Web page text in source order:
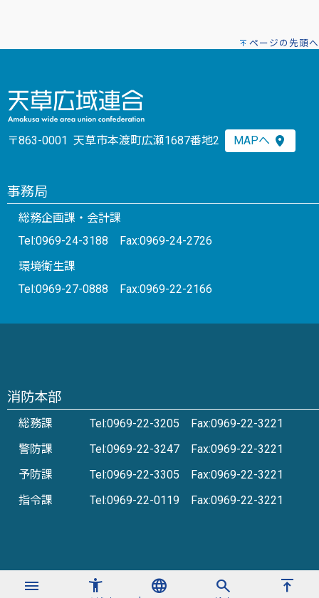
ページの先頭へ
〒863-0001 天草市本渡町広瀬1687番地2 MAPへ
事務局
総務企画課・会計課
Tel:0969-24-3188 Fax:0969-24-2726
環境衛生課
Tel:0969-27-0888 Fax:0969-22-2166
消防本部
総務課
Tel:0969-22-3205 Fax:0969-22-3221
警防課
Tel:0969-22-3247 Fax:0969-22-3221
予防課
Tel:0969-22-3305 Fax:0969-22-3221
指令課
Tel:0969-22-0119 Fax:0969-22-3221
menu accessibility_new language search vertical_align_top